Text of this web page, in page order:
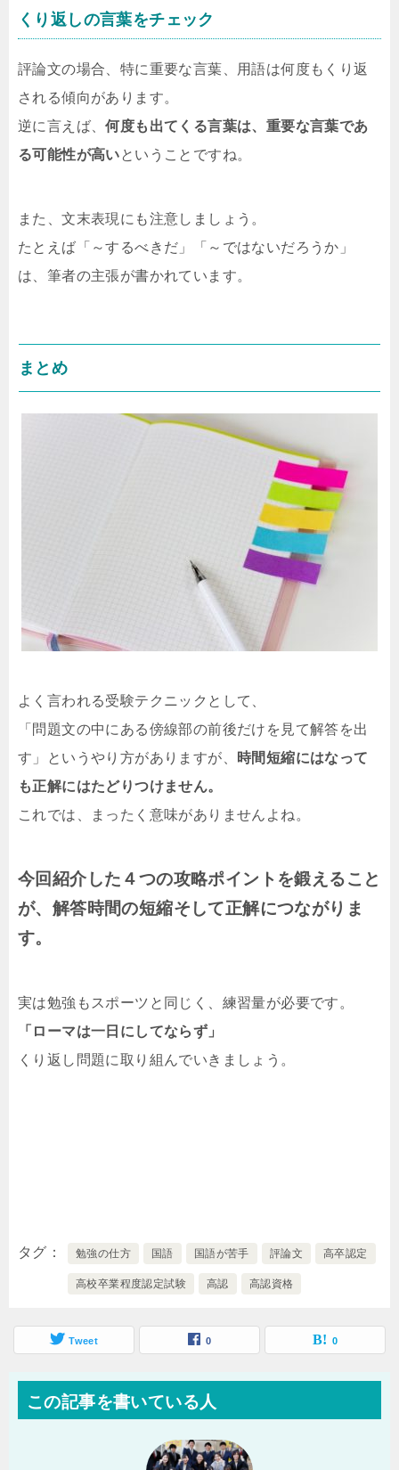
くり返しの言葉をチェック
評論文の場合、特に重要な言葉、用語は何度もくり返
される傾向があります。
逆に言えば、何度も出てくる言葉は、重要な言葉であ
る可能性が高いということですね。
また、文末表現にも注意しましょう。
たとえば「～するべきだ」「～ではないだろうか」
は、筆者の主張が書かれています。
まとめ
よく言われる受験テクニックとして、
「問題文の中にある傍線部の前後だけを見て解答を出
す」というやり方がありますが、
時間短縮にはなって
も正解にはたどりつけません。
これでは、まったく意味がありませんよね。
今回紹介した４つの攻略ポイントを鍛えること
が、解答時間の短縮そして正解につながりま
す。
実は勉強もスポーツと同じく、練習量が必要です。
「ローマは一日にしてならず」
くり返し問題に取り組んでいきましょう。
タグ 勉強の仕方 国語 国語が苦手 評論文 高卒認定
高校卒業程度認定試験 高認 高認資格
Tweet 0 0
この記事を書いている人